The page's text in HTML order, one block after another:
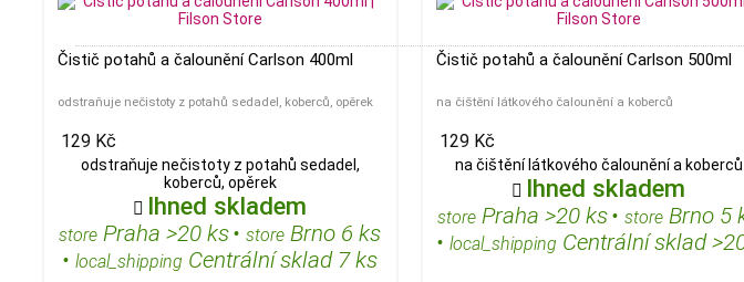
Čistič potahů a čalounění Carlson 400ml
odstraňuje nečistoty z potahů sedadel, koberců, opěrek
129 Kč
odstraňuje nečistoty z potahů sedadel,
koberců, opěrek
 Ihned skladem
store Praha >20 ks•store Brno 6 ks
•local_shipping Centrální sklad 7 ks
Čistič potahů a čalounění Carlson 500ml
na čištění látkového čalounění a koberců
129 Kč
na čištění látkového čalounění a koberců
 Ihned skladem
store Praha >20 ks•store Brno 5
• local_shipping Centrální sklad